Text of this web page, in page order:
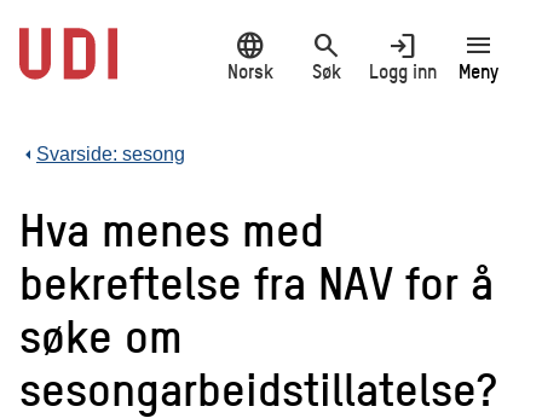
hovedinnhold
language
Norsk
search
Søk
login
Logg inn
menu
Meny
Svarside: sesong
Hva menes med
bekreftelse fra NAV for å
søke om
sesongarbeidstillatelse?